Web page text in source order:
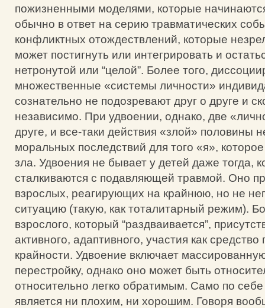
пожизненными моделями, которые
обычно в ответ на серию травматических
конфликтных отождествлений, которые
может постигнуть или интегрировать и
нетронутой или “целой”. Более того,
множественные «системы личности»
сознательно не подозревают друг о друге и
независимо. При удвоении, однако, две
друге, и все-таки действия «злой» половины
моральных последствий для того «я»,
зла. Удвоения не бывает у детей даже тогда,
сталкиваются с подавляющей травмой. Оно
взрослых, реагирующих на крайнюю, но не
ситуацию (такую, как тоталитарный режим).
взрослого, который “раздваивается”,
активного, адаптивного, участия как
крайности. Удвоение включает
перестройку, однако оно может быть
относительно легко обратимым. Само по
является ни плохим, ни хорошим. Говоря